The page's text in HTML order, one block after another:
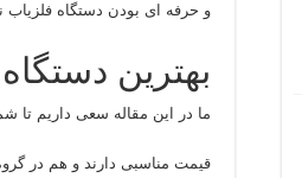
و حرفه ای بودن دستگاه
بهترین
ما در این مقاله سعی داریم تا
قیمت مناسبی دارند و هم در